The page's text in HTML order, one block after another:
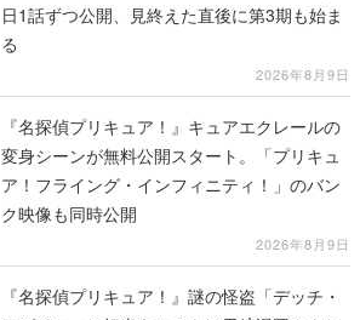
日1話ずつ公開、見終えた直後に第3期も始ま
る
2026年8月9日
『名探偵プリキュア！』キュアエクレールの
変身シーンが無料公開スタート。「プリキュ
ア！フライング・インフィニティ！」のバン
ク映像も同時公開
2026年8月9日
『名探偵プリキュア！』謎の怪盗「デッチ・